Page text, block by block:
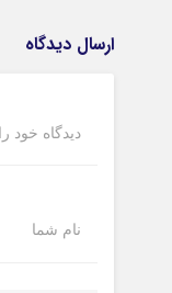
ارسال دیدگاه
دیدگاه خود
نام شما